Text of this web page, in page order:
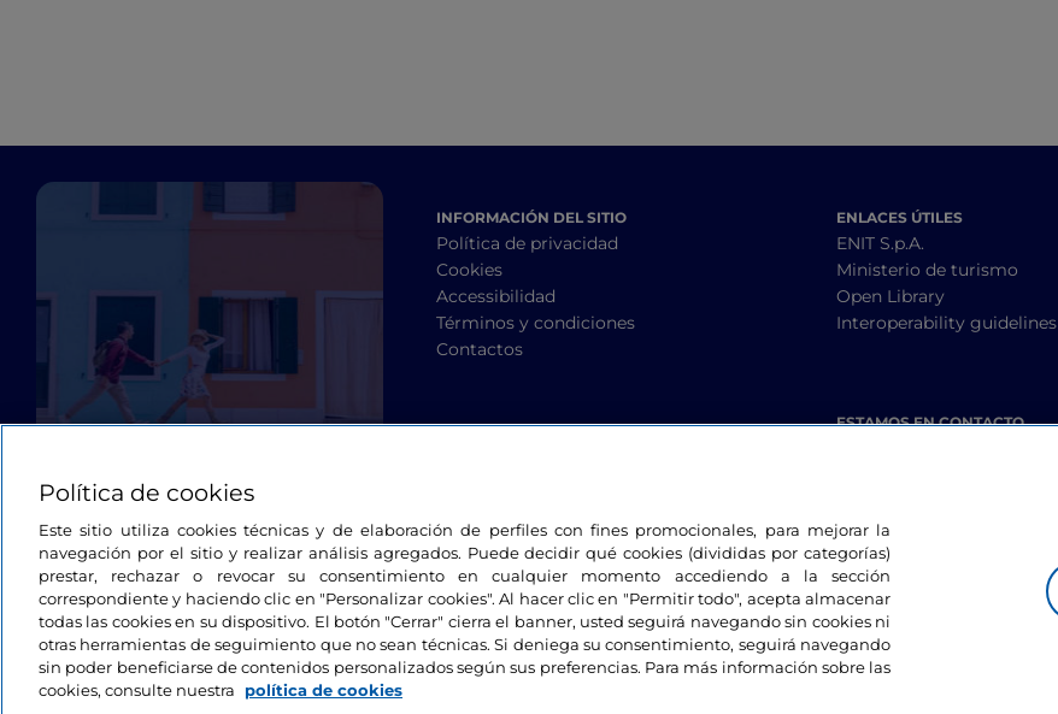
INFORMACIÓN DEL SITIO
Política de privacidad
Cookies
Accessibilidad
Términos y condiciones
Contactos
ENLACES ÚTILES
ENIT S.p.A.
Ministerio de turismo
Open Library
Interoperability guidelines
ESTAMOS EN CONTACTO
Política de cookies
Este sitio utiliza cookies técnicas y de elaboración de perfiles con fines promocionales, para mejorar la
navegación por el sitio y realizar análisis agregados. Puede decidir qué cookies (divididas por categorías)
prestar, rechazar o revocar su consentimiento en cualquier momento accediendo a la sección
correspondiente y haciendo clic en "Personalizar cookies". Al hacer clic en "Permitir todo", acepta almacenar
todas las cookies en su dispositivo. El botón "Cerrar" cierra el banner, usted seguirá navegando sin cookies ni
otras herramientas de seguimiento que no sean técnicas. Si deniega su consentimiento, seguirá navegando
sin poder beneficiarse de contenidos personalizados según sus preferencias. Para más información sobre las
cookies, consulte nuestra
política de cookies